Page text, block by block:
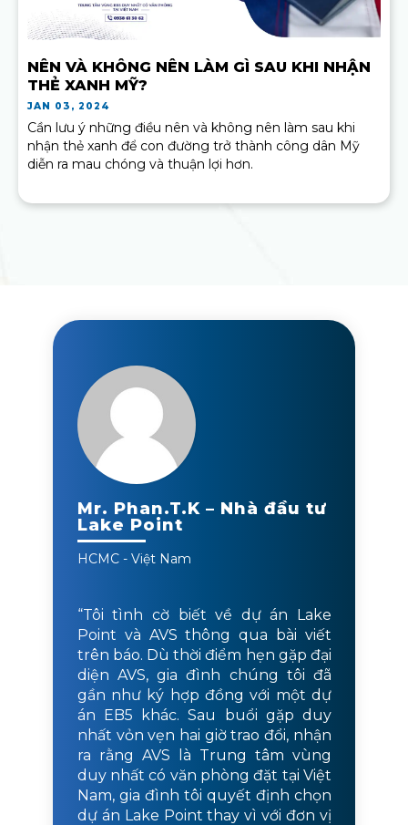
NÊN VÀ KHÔNG NÊN LÀM GÌ SAU KHI NHẬN
THẺ XANH MỸ?
JAN 03, 2024
Cần lưu ý những điều nên và không nên làm sau khi
nhận thẻ xanh để con đường trở thành công dân Mỹ
diễn ra mau chóng và thuận lợi hơn.
Mr. Phan.T.K – Nhà đầu tư
Lake Point
HCMC - Việt Nam
“Tôi tình cờ biết về dự án Lake
Point và AVS thông qua bài viết
trên báo. Dù thời điểm hẹn gặp đại
diện AVS, gia đình chúng tôi đã
gần như ký hợp đồng với một dự
án EB5 khác. Sau buổi gặp duy
nhất vỏn vẹn hai giờ trao đổi, nhận
ra rằng AVS là Trung tâm vùng
duy nhất có văn phòng đặt tại Việt
Nam, gia đình tôi quyết định chọn
dự án Lake Point thay vì với đơn vị